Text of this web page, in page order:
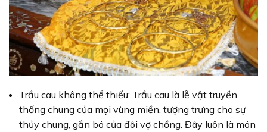
Trầu cau không thể thiếu: Trầu cau là lễ vật truyền
thống chung của mọi vùng miền, tượng trưng cho sự
thủy chung, gắn bó của đôi vợ chồng. Đây luôn là món